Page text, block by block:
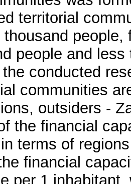
territorial
thousand
people and
conducted
communities
outsiders -
the financial
terms of
financial
per 1